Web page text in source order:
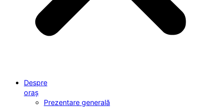
Despre
oraș
Prezentare generală